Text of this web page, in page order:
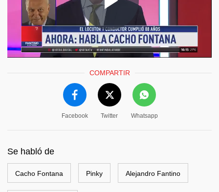
COMPARTIR
Facebook Twitter Whatsapp
Se habló de
Cacho Fontana Pinky Alejandro Fantino